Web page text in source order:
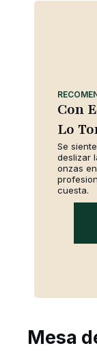
Con
Lo
Se
deslizar
onzas
cuesta.
Mesa